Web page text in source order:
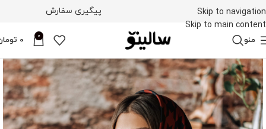
Skip to navigation
Skip to main content
پیگیری سفارش
منو 0
0